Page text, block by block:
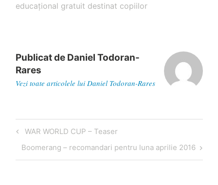
educațional gratuit destinat copiilor
Publicat de Daniel Todoran-
Rares
Vezi toate articolele lui Daniel Todoran-Rares
Navigare
în
articole
Articol
anterior
WAR WORLD CUP – Teaser
Articol
următor
Boomerang – recomandari pentru luna aprilie 2016